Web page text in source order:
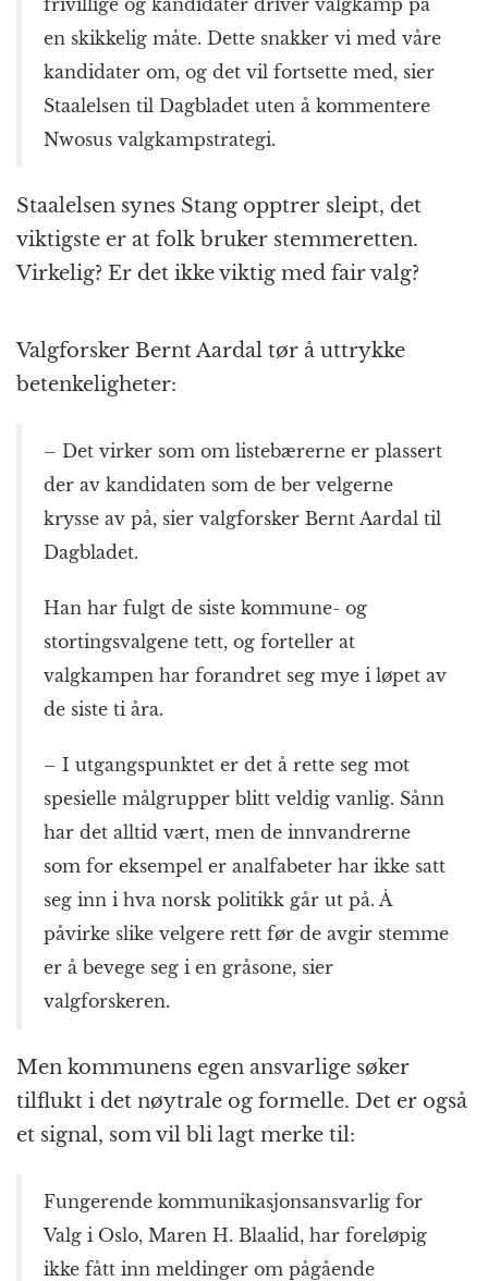
en skikkelig måte. Dette snakker vi med våre
kandidater om, og det vil fortsette med, sier
Staalelsen til Dagbladet uten å kommentere
Nwosus valgkampstrategi.
Staalelsen synes Stang opptrer sleipt, det
viktigste er at folk bruker stemmeretten.
Virkelig? Er det ikke viktig med fair valg?
Valgforsker Bernt Aardal tør å uttrykke
betenkeligheter:
– Det virker som om listebærerne er plassert
der av kandidaten som de ber velgerne
krysse av på, sier valgforsker Bernt Aardal til
Dagbladet.
Han har fulgt de siste kommune- og
stortingsvalgene tett, og forteller at
valgkampen har forandret seg mye i løpet av
de siste ti åra.
– I utgangspunktet er det å rette seg mot
spesielle målgrupper blitt veldig vanlig. Sånn
har det alltid vært, men de innvandrerne
som for eksempel er analfabeter har ikke satt
seg inn i hva norsk politikk går ut på. Å
påvirke slike velgere rett før de avgir stemme
er å bevege seg i en gråsone, sier
valgforskeren.
Men kommunens egen ansvarlige søker
tilflukt i det nøytrale og formelle. Det er også
et signal, som vil bli lagt merke til:
Fungerende kommunikasjonsansvarlig for
Valg i Oslo, Maren H. Blaalid, har foreløpig
ikke fått inn meldinger om pågående